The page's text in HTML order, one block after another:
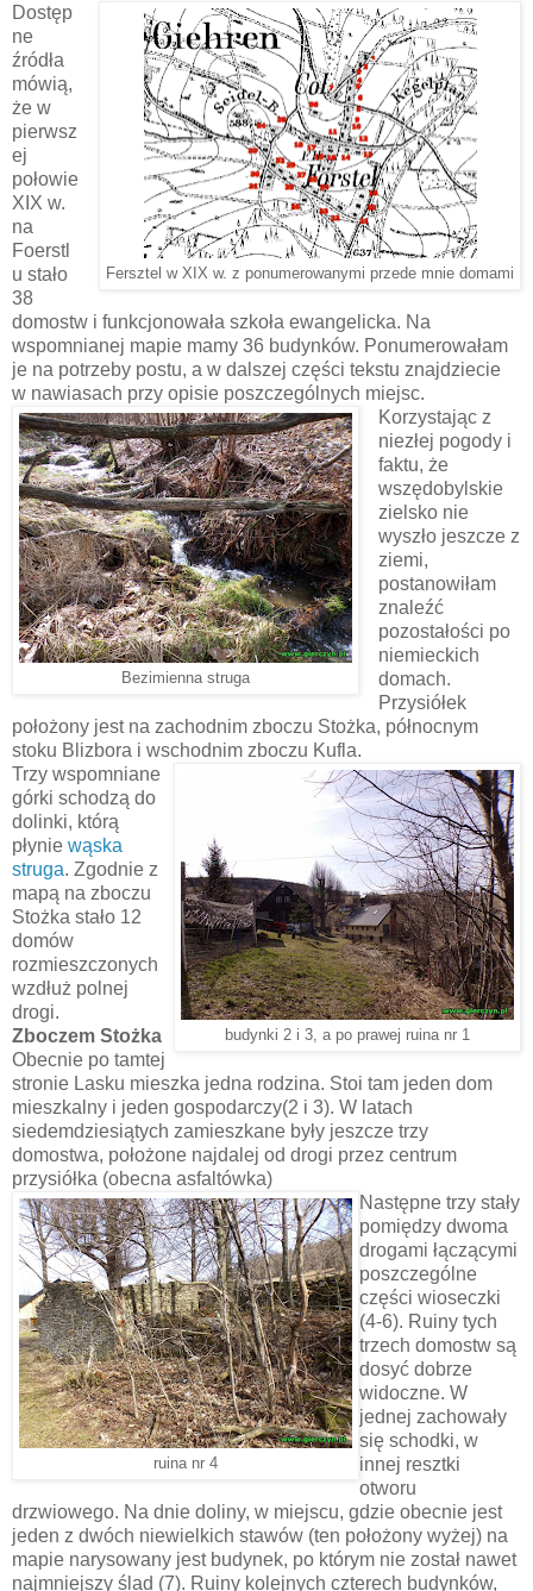
Fersztel w XIX w. z ponumerowanymi przede mnie domami
Dostęp
ne
źródła
mówią,
że w
pierwsz
ej
połowie
XIX w.
na
Foerstl
u stało
38
domostw i funkcjonowała szkoła ewangelicka. Na
wspomnianej mapie mamy 36 budynków. Ponumerowałam
je na potrzeby postu, a w dalszej części tekstu znajdziecie
w nawiasach przy opisie poszczególnych miejsc.
Bezimienna struga
Korzystając z
niezłej pogody i
faktu, że
wszędobylskie
zielsko nie
wyszło jeszcze z
ziemi,
postanowiłam
znaleźć
pozostałości po
niemieckich
domach.
Przysiółek
położony jest na zachodnim zboczu Stożka, północnym
stoku Blizbora i wschodnim zboczu Kufla.
budynki 2 i 3, a po prawej ruina nr 1
Trzy wspomniane
górki schodzą do
dolinki, którą
płynie wąska
struga. Zgodnie z
mapą na zboczu
Stożka stało 12
domów
rozmieszczonych
wzdłuż polnej
drogi.
Zboczem Stożka
Obecnie po tamtej
stronie Lasku mieszka jedna rodzina. Stoi tam jeden dom
mieszkalny i jeden gospodarczy(2 i 3). W latach
siedemdziesiątych zamieszkane były jeszcze trzy
domostwa, położone najdalej od drogi przez centrum
przysiółka (obecna asfaltówka)
ruina nr 4
Następne trzy stały
pomiędzy dwoma
drogami łączącymi
poszczególne
części wioseczki
(4-6). Ruiny tych
trzech domostw są
dosyć dobrze
widoczne. W
jednej zachowały
się schodki, w
innej resztki
otworu
drzwiowego. Na dnie doliny, w miejscu, gdzie obecnie jest
jeden z dwóch niewielkich stawów (ten położony wyżej) na
mapie narysowany jest budynek, po którym nie został nawet
najmniejszy ślad (7). Ruiny kolejnych czterech budynków,